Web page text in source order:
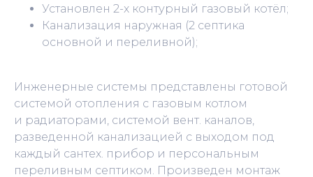
Установлен 2-х контурный газовый котёл;
Канализация наружная (2 септика
основной и переливной);
Инженерные системы представлены готовой
системой отопления с газовым котлом
и радиаторами, системой вент. каналов,
разведенной канализацией с выходом под
каждый сантех. прибор и персональным
переливным септиком. Произведен монтаж